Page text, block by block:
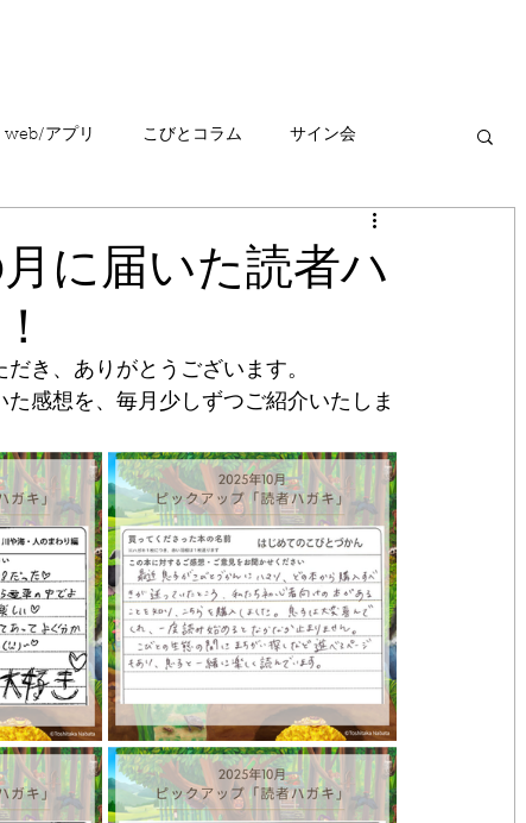
web/アプリ こびとコラム サイン会
月に届いた読者ハ
き、ありがとうございます。
感想を、毎月少しずつご紹介いたしま